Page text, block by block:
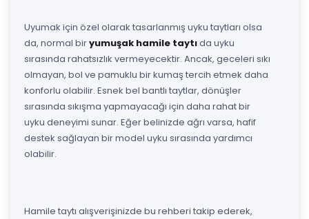
Uyumak için özel olarak tasarlanmış uyku taytları olsa
da, normal biryumuşak hamile taytıda uyku
sırasında rahatsızlık vermeyecektir. Ancak, geceleri sıkı
olmayan, bol ve pamuklu bir kumaş tercih etmek daha
konforlu olabilir. Esnek bel bantlı taytlar, dönüşler
sırasında sıkışma yapmayacağı için daha rahat bir
uyku deneyimi sunar. Eğer belinizde ağrı varsa, hafif
destek sağlayan bir model uyku sırasında yardımcı
olabilir.
Hamile taytı alışverişinizde bu rehberi takip ederek,